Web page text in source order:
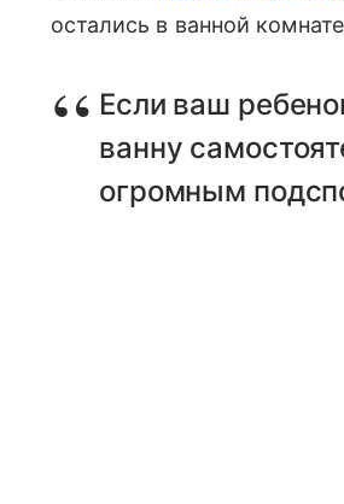
остались в ванной
Если ваш
ванну
огромным